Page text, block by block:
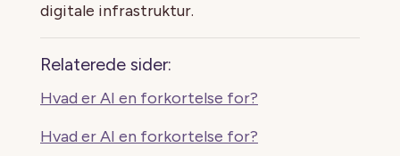
digitale infrastruktur.
Relaterede sider:
Hvad er AI en forkortelse for?
Hvad er AI en forkortelse for?